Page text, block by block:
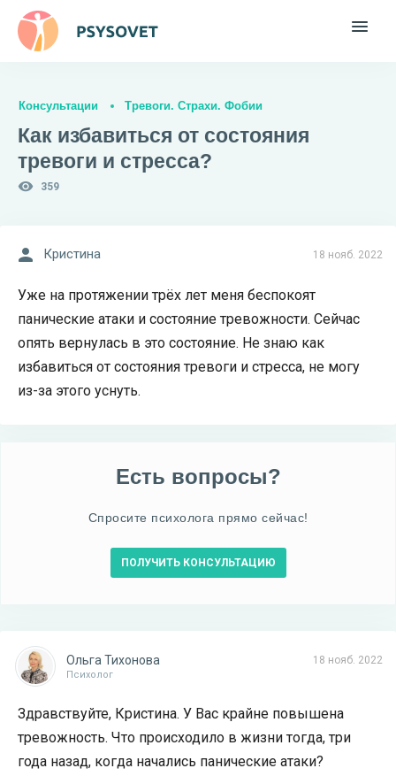
Консультации Тревоги. Страхи. Фобии
Как избавиться от состояния
тревоги и стресса?
359
18 нояб. 2022
Кристина
Уже на протяжении трёх лет меня беспокоят
панические атаки и состояние тревожности. Сейчас
опять вернулась в это состояние. Не знаю как
избавиться от состояния тревоги и стресса, не могу
из-за этого уснуть.
Есть вопросы?
Спросите психолога прямо сейчас!
ПОЛУЧИТЬ КОНСУЛЬТАЦИЮ
18 нояб. 2022
Ольга Тихонова
Психолог
Здравствуйте, Кристина. У Вас крайне повышена
тревожность. Что происходило в жизни тогда, три
года назад, когда начались панические атаки?